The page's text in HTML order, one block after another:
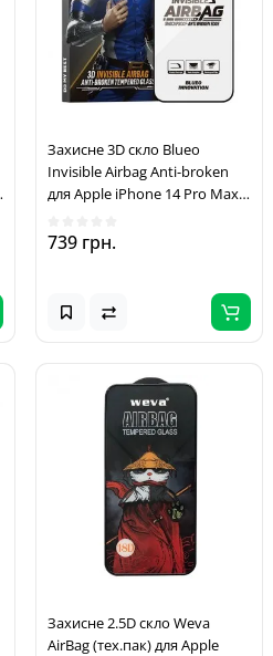
Захисне 3D скло Blueo
Invisible Airbag Anti-broken
для Apple iPhone 14 Pro Max /
739 грн.
Захисне 2.5D скло Weva
AirBag (тех.пак) для Apple